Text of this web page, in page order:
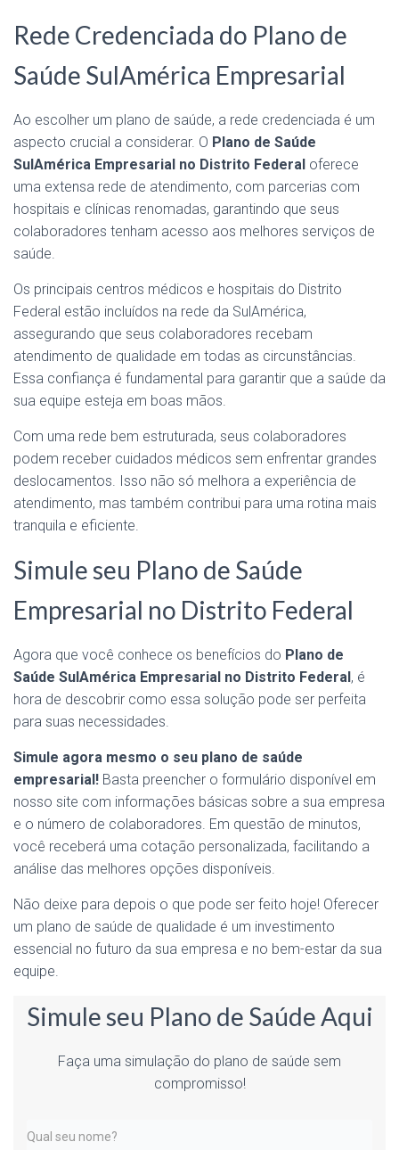
Rede Credenciada do Plano de
Saúde SulAmérica Empresarial
Ao escolher um plano de saúde, a rede credenciada é um
aspecto crucial a considerar. O Plano de Saúde
SulAmérica Empresarial no Distrito Federal oferece
uma extensa rede de atendimento, com parcerias com
hospitais e clínicas renomadas, garantindo que seus
colaboradores tenham acesso aos melhores serviços de
saúde.
Os principais centros médicos e hospitais do Distrito
Federal estão incluídos na rede da SulAmérica,
assegurando que seus colaboradores recebam
atendimento de qualidade em todas as circunstâncias.
Essa confiança é fundamental para garantir que a saúde da
sua equipe esteja em boas mãos.
Com uma rede bem estruturada, seus colaboradores
podem receber cuidados médicos sem enfrentar grandes
deslocamentos. Isso não só melhora a experiência de
atendimento, mas também contribui para uma rotina mais
tranquila e eficiente.
Simule seu Plano de Saúde
Empresarial no Distrito Federal
Agora que você conhece os benefícios do Plano de
Saúde SulAmérica Empresarial no Distrito Federal, é
hora de descobrir como essa solução pode ser perfeita
para suas necessidades.
Simule agora mesmo o seu plano de saúde
empresarial! Basta preencher o formulário disponível em
nosso site com informações básicas sobre a sua empresa
e o número de colaboradores. Em questão de minutos,
você receberá uma cotação personalizada, facilitando a
análise das melhores opções disponíveis.
Não deixe para depois o que pode ser feito hoje! Oferecer
um plano de saúde de qualidade é um investimento
essencial no futuro da sua empresa e no bem-estar da sua
equipe.
Simule seu Plano de Saúde Aqui
Faça uma simulação do plano de saúde sem
compromisso!